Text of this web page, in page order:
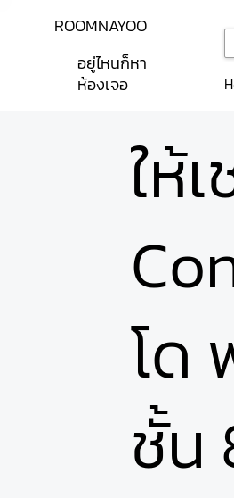
ROOMNAYOO
อยู่ไหนก็หา
ห้องเจอ
ให้
โด
ชั้น